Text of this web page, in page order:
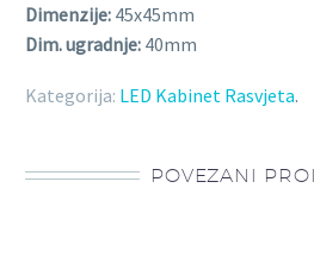
Dimenzije: 45x45mm
Dim. ugradnje: 40mm
Kategorija: LED Kabinet Rasvjeta.
POVEZANI